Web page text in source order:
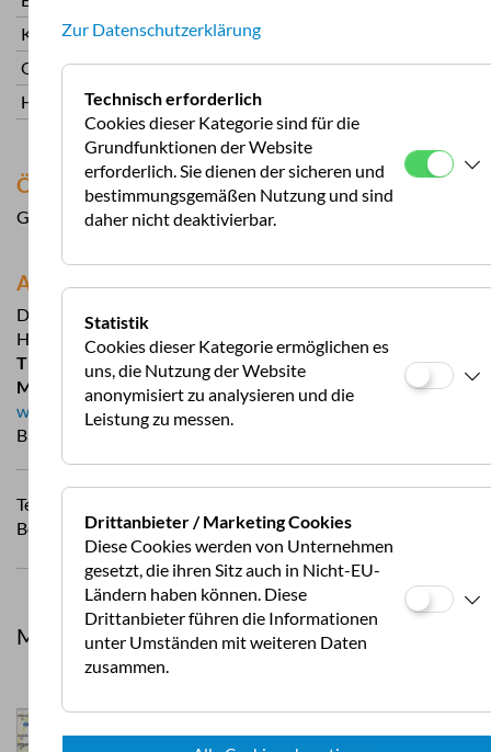
Kinder 2-13 Jahre
Ortstaxe und Umweltsteuer
2,50
Hund
Öffnungszeiten
Ganzjährig geöffnet
Adresse
D-84364 Bad Birnbach
Hauptstraße 3, Legham
T
+49 8563 9613-0
M
info@arterhof.de
www.arterhof.de
B: 48,43515 L: 13,10948
Text & Fotos: Rainer Werner
Besuch: 08/2023
Mehr aus Camping- und Stellplätze
Zur Datenschutzerklärung
Technisch erforderlich
Cookies dieser Kategorie sind für die
Grundfunktionen der Website
erforderlich. Sie dienen der sicheren und
bestimmungsgemäßen Nutzung und sind
daher nicht deaktivierbar.
Statistik
Cookies dieser Kategorie ermöglichen es
uns, die Nutzung der Website
anonymisiert zu analysieren und die
Leistung zu messen.
Drittanbieter / Marketing Cookies
Diese Cookies werden von Unternehmen
gesetzt, die ihren Sitz auch in Nicht-EU-
Ländern haben können. Diese
Drittanbieter führen die Informationen
unter Umständen mit weiteren Daten
zusammen.